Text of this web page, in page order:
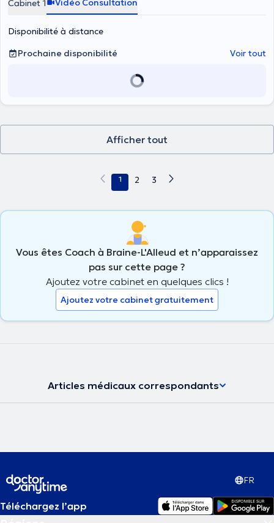
Cabinet 1 Vidéo Consultation
Disponibilité à distance
Prochaine disponibilité
Voir tout
Afficher tout
1 2 3
Vous êtes Coach à Braine-L'Alleud et n’apparaissez
pas sur cette page ?
Ajoutez votre cabinet en quelques clics !
Ajoutez votre cabinet gratuitement
Articles médicaux correspondants
FR
Téléchargez l’app